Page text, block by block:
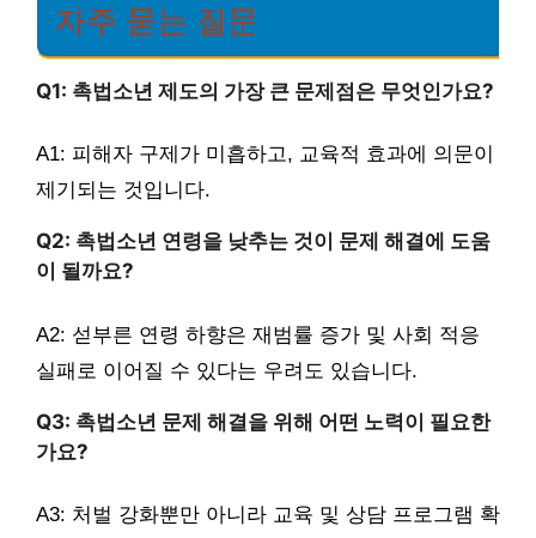
자주 묻는 질문
Q1: 촉법소년 제도의 가장 큰 문제점은 무엇인가요?
A1: 피해자 구제가 미흡하고, 교육적 효과에 의문이
제기되는 것입니다.
Q2: 촉법소년 연령을 낮추는 것이 문제 해결에 도움
이 될까요?
A2: 섣부른 연령 하향은 재범률 증가 및 사회 적응
실패로 이어질 수 있다는 우려도 있습니다.
Q3: 촉법소년 문제 해결을 위해 어떤 노력이 필요한
가요?
A3: 처벌 강화뿐만 아니라 교육 및 상담 프로그램 확